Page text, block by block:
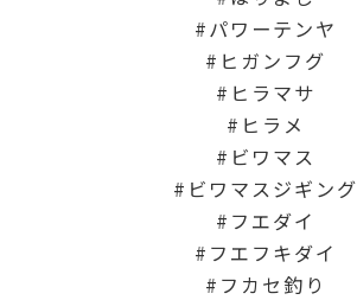
パワーテンヤ
ヒガンフグ
ヒラマサ
ヒラメ
ビワマス
ビワマスジギング
フエダイ
フエフキダイ
フカセ釣り